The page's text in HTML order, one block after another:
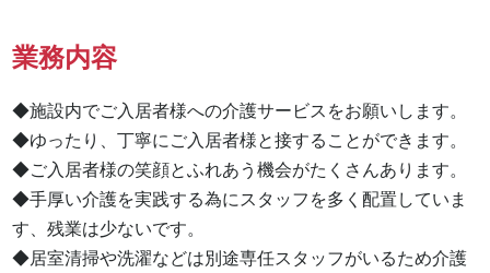
業務内容
◆施設内でご入居者様への介護サービスをお願いします。
◆ゆったり、丁寧にご入居者様と接することができます。
◆ご入居者様の笑顔とふれあう機会がたくさんあります。
◆手厚い介護を実践する為にスタッフを多く配置していま
す、残業は少ないです。
◆居室清掃や洗濯などは別途専任スタッフがいるため介護